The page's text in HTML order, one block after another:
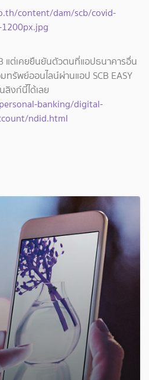
content/dam/scb/covid-
แต่เคยยืนยันตัวตนที่แอปธนาคารอื่น
รัพย์ออนไลน์ผ่านแอป SCB EASY
ลิงก์นี้ได้เลย
banking/digital-
ndid.html